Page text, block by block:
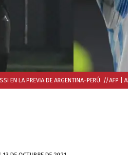
EN LA PREVIA DE ARGENTINA-PERÚ. //AFP |